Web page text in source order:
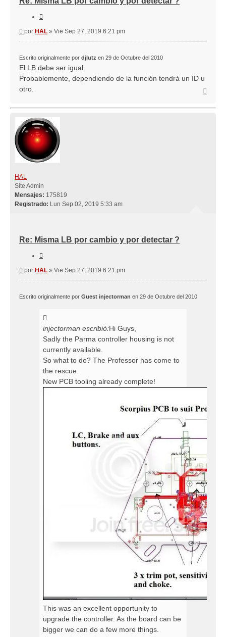
Mensaje
por HAL » Vie Sep 27, 2019 6:21 pm
Escrito originalmente por djlutz en 29 de Octubre del 2010
El LB debe ser igual.
Probablemente, dependiendo de la función tendrá un ID u
otro.
HAL
Site Admin
Mensajes: 175819
Registrado: Lun Sep 02, 2019 5:33 am
Re: Misma LB por cambio y por detectar ?
Mensaje
por HAL » Vie Sep 27, 2019 6:21 pm
Escrito originalmente por Guest injectorman en 29 de Octubre del 2010
injectorman escribió:Hi Guys,
Sadly the Parma controller housing is not
currently available.
So what to do? The Professor has come to
the rescue.
New PCB tooling already complete!
This was an excellent opportunity to
upgrade the controller. As the board can be
bigger we can do a few more things.